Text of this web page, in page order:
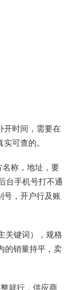
开时间，需要在
可查的。
称，地址，要
台手机号打不通
号，开户行及账
关键词），规格
的销量持平，卖
就行，供应商